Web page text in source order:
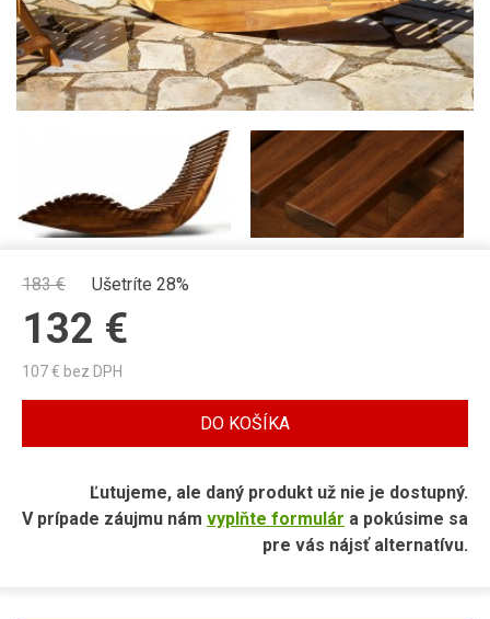
183€ Ušetríte 28%
132 €
107€ bez DPH
DO KOŠÍKA
Ľutujeme, ale daný produkt už nie je dostupný.
V prípade záujmu nám vyplňte formulár a pokúsime sa
pre vás nájsť alternatívu.